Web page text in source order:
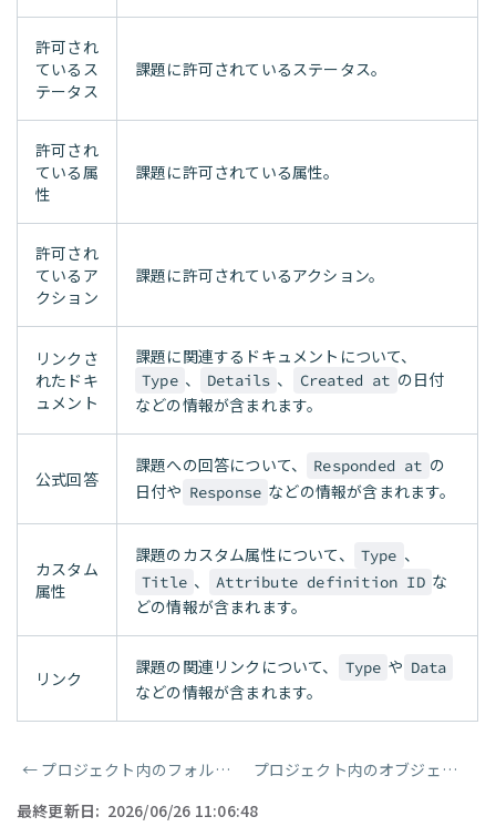
許可され
ているス
テータス
課題に許可されているステータス。
許可され
ている属
性
課題に許可されている属性。
許可され
ているア
クション
課題に許可されているアクション。
リンクさ
れたドキ
ュメント
課題に関連するドキュメントについて、
Type 、 Details 、 Created at の日付
などの情報が含まれます。
公式回答
課題への回答について、 Responded at の
日付や Response などの情報が含まれます。
カスタム
属性
課題のカスタム属性について、 Type 、
Title 、 Attribute definition ID な
どの情報が含まれます。
リンク
課題の関連リンクについて、 Type や Data
などの情報が含まれます。
ページャー
← プロジェクト内のフォルダ情報を取得
プロジェクト内のオブジェクトを取得
最終更新日: 2026/06/26 11:06:48